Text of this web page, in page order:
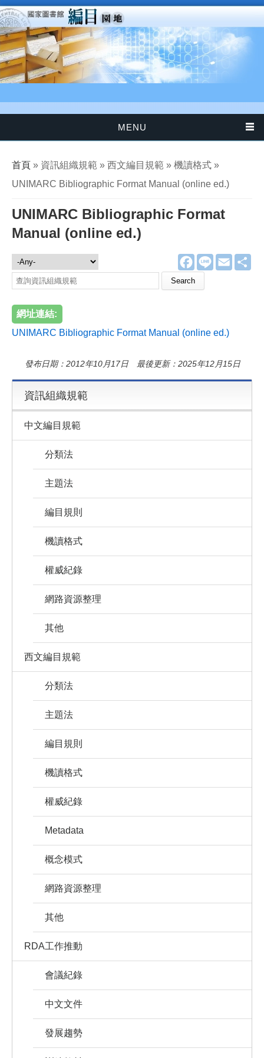
移至主內容
MENU
您在這裡
首頁 » 資訊組織規範 » 西文編目規範 » 機讀格式 »
UNIMARC Bibliographic Format Manual (online ed.)
UNIMARC Bibliographic Format
Manual (online ed.)
F
a
e
L
E
m
資訊組織規範
Search this site
網址連結:
UNIMARC Bibliographic Format Manual (online ed.)
發布日期：2012年10月17日 最後更新：2025年12月15日
資訊組織規範
中文編目規範
分類法
主題法
編目規則
機讀格式
權威紀錄
網路資源整理
其他
西文編目規範
分類法
主題法
編目規則
機讀格式
權威紀錄
Metadata
概念模式
網路資源整理
其他
RDA工作推動
會議紀錄
中文文件
發展趨勢